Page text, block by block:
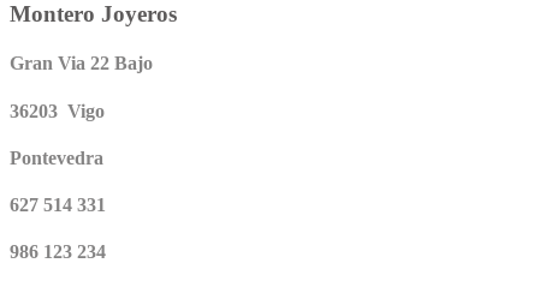
Montero Joyeros
Gran Via 22 Bajo
36203 Vigo
Pontevedra
627 514 331
986 123 234